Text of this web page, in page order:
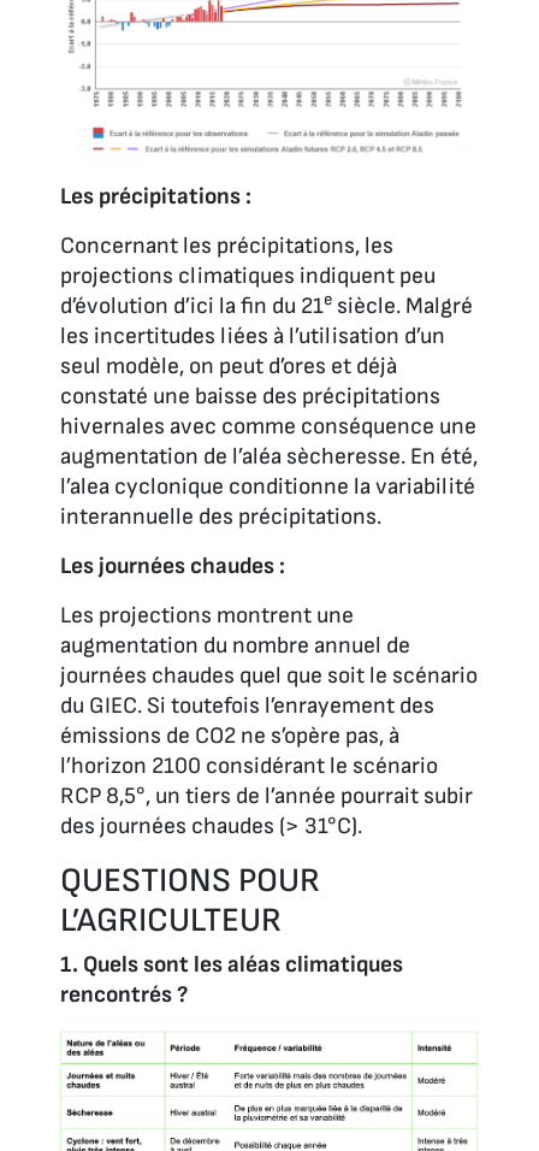
Les précipitations :
Concernant les précipitations, les
projections climatiques indiquent peu
d’évolution d’ici la fin du 21e siècle. Malgré
les incertitudes liées à l’utilisation d’un
seul modèle, on peut d’ores et déjà
constaté une baisse des précipitations
hivernales avec comme conséquence une
augmentation de l’aléa sècheresse. En été,
l’alea cyclonique conditionne la variabilité
interannuelle des précipitations.
Les journées chaudes :
Les projections montrent une
augmentation du nombre annuel de
journées chaudes quel que soit le scénario
du GIEC. Si toutefois l’enrayement des
émissions de CO2 ne s’opère pas, à
l’horizon 2100 considérant le scénario
RCP 8,5°, un tiers de l’année pourrait subir
des journées chaudes (> 31°C).
QUESTIONS POUR
L’AGRICULTEUR
1. Quels sont les aléas climatiques
rencontrés ?